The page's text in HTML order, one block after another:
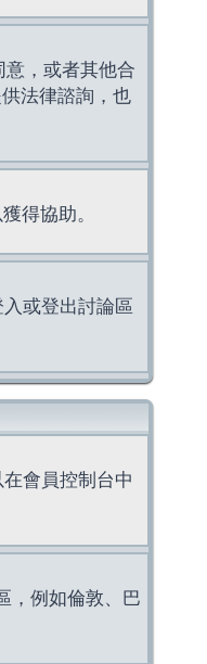
，或者其他合
法律諮詢，也
得協助。
或登出討論區
會員控制台中
，例如倫敦、巴